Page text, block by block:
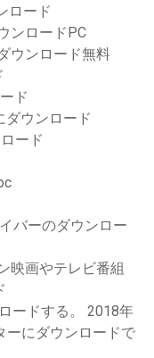
ロード
ンロードPC
ウンロード無料
ド
ダウンロード
ード
バーのダウンロー
映画やテレビ番組
ードする。 2018年
ーにダウンロードで